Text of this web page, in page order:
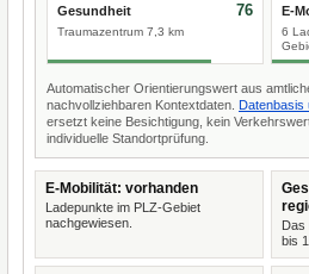
Gesundheit
Traumazentrum 7,3 km
76 E-
6
Automatischer Orientierungswert aus
nachvollziehbaren Kontextdaten. Datenbasis
ersetzt keine Besichtigung, kein
individuelle Standortprüfung.
E-Mobilität: vorhanden
Ladepunkte im PLZ-Gebiet
nachgewiesen.
Das
bis